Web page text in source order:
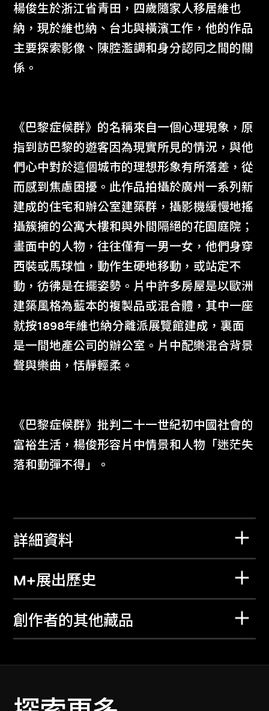
楊俊生於浙江省青田，四歲隨家人移居維也
納，現於維也納、台北與橫濱工作，他的作品
主要探索影像、陳腔濫調和身分認同之間的關
係。
《巴黎症候群》的名稱來自一個心理現象，原
指到訪巴黎的遊客因為現實所見的情況，與他
們心中對於這個城市的理想形象有所落差，從
而感到焦慮困擾。此作品拍攝於廣州一系列新
建成的住宅和辦公室建築群，攝影機緩慢地搖
攝簇擁的公寓大樓和與外間隔絕的花園庭院；
畫面中的人物，往往僅有一男一女，他們身穿
西裝或馬球恤，動作生硬地移動，或站定不
動，彷彿是在擺姿勢。片中許多房屋是以歐洲
建築風格為藍本的複製品或混合體，其中一座
就按1898年維也納分離派展覽館建成，裏面
是一間地產公司的辦公室。片中配樂混合背景
聲與樂曲，恬靜輕柔。
《巴黎症候群》批判二十一世紀初中國社會的
富裕生活，楊俊形容片中情景和人物「迷茫失
落和動彈不得」。
詳細資料
M+展出歷史
創作者的其他藏品